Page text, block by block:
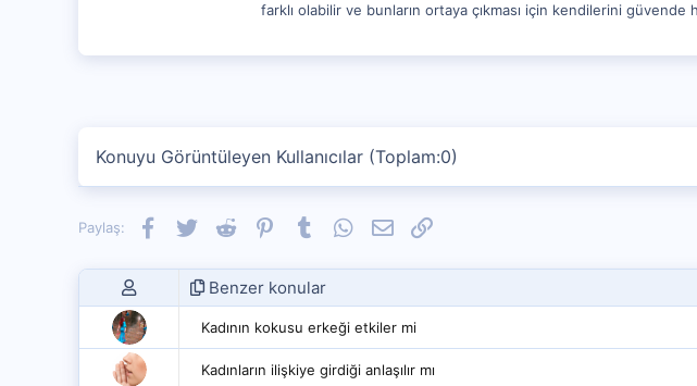
farklı olabilir ve bunların ortaya çıkması için kendilerini
Konuyu Görüntüleyen Kullanıcılar (Toplam:0)
Paylaş: Facebook
TwitterReddit PinterestTumblrWhatsApp
E-postaLink
Benzer konular
Kadının kokusu erkeği etkiler mi
Kadınların ilişkiye girdiği anlaşılır mı